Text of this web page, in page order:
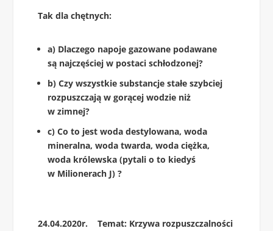
Tak dla chętnych:
a) Dlaczego napoje gazowane podawane
są najczęściej w postaci schłodzonej?
b) Czy wszystkie substancje stałe szybciej
rozpuszczają w gorącej wodzie niż
w zimnej?
c) Co to jest woda destylowana, woda
mineralna, woda twarda, woda ciężka,
woda królewska (pytali o to kiedyś
w Milionerach J) ?
24.04.2020r. Temat: Krzywa rozpuszczalności